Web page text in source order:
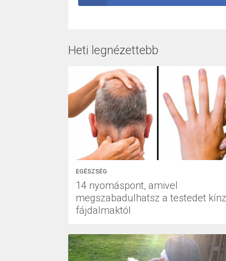
Heti legnézettebb
EGÉSZSÉG
14 nyomáspont, amivel
megszabadulhatsz a testedet
fájdalmaktól